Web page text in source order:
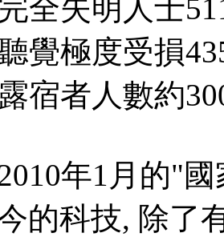
全失明人士
覺極度受損
宿者人數約
年1月的"
的科技, 除了